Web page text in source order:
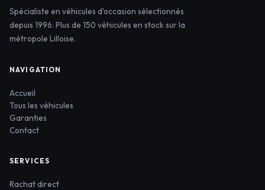
Spécialiste en véhicules d'occasion sélectionnés
depuis 1996. Plus de 150 véhicules en stock sur la
métropole Lilloise.
NAVIGATION
Accueil
Tous les véhicules
Garanties
Contact
SERVICES
Rachat direct